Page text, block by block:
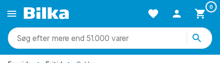
0
mere end 51.000 varer